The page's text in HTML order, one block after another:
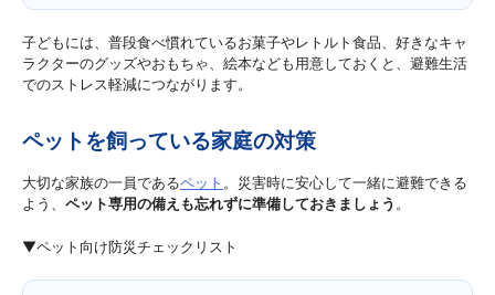
子どもには、普段食べ慣れているお菓子やレトルト食品、好きなキャ
ラクターのグッズやおもちゃ、絵本なども用意しておくと、避難生活
でのストレス軽減につながります。
ペットを飼っている家庭の対策
大切な家族の一員であるペット 。災害時に安心して一緒に避難できる
よう、 ペット専用の備えも忘れずに準備しておきましょう 。
▼ペット向け防災チェックリスト